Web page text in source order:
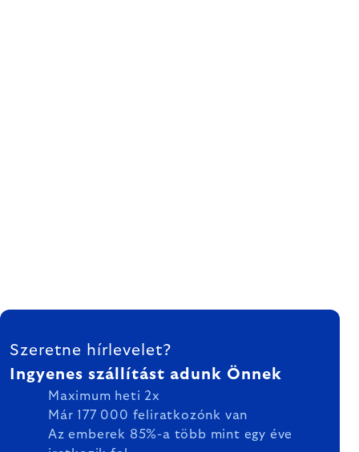
LÁBLÉC
Szeretne hírlevelet?
Ingyenes szállítást adunk Önnek
Maximum heti 2x
Már 177 000 feliratkozónk van
Az emberek 85%-a több mint egy éve